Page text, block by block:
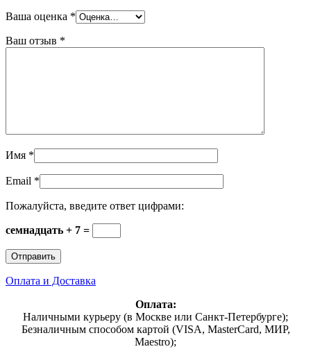
Ваша оценка *
Ваш отзыв *
Имя *
Email *
Пожалуйста, введите ответ цифрами:
семнадцать + 7 =
Оплата и Доставка
Оплата:
Наличными курьеру (в Москве или Санкт-Петербурге);
Безналичным способом картой (VISA, MasterCard, МИР,
Maestro);